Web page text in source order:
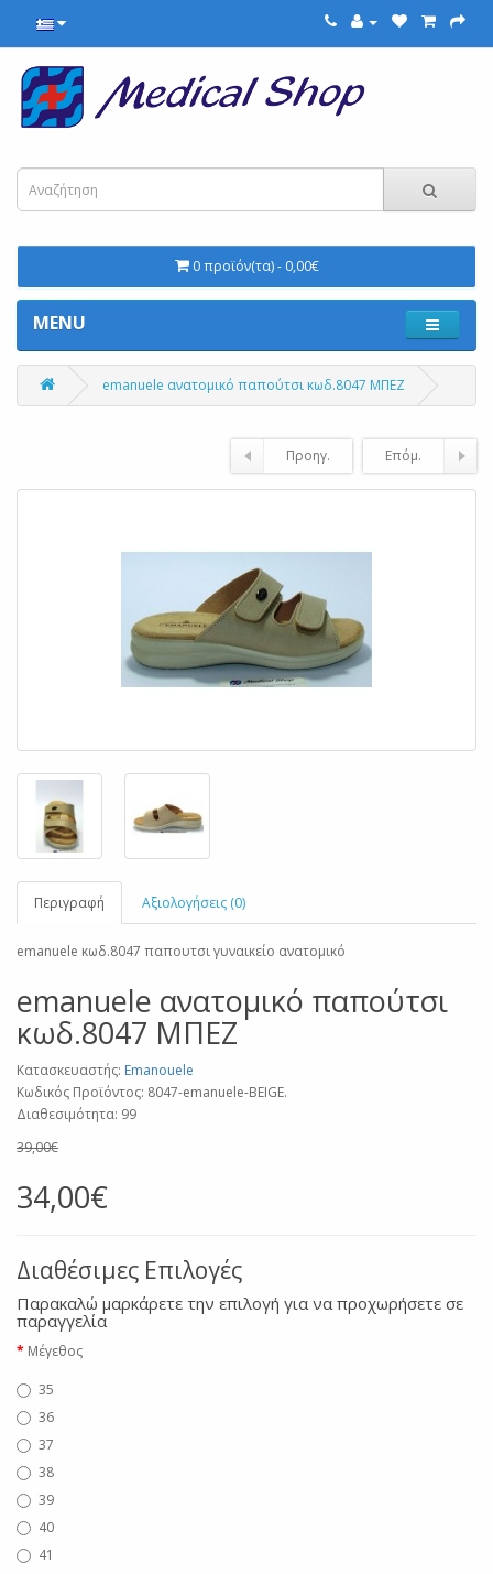
0 προϊόν(τα) - 0,00€
MENU
emanuele ανατομικό παπούτσι κωδ.8047 ΜΠΕΖ
Προηγ. Επόμ.
Περιγραφή Αξιολογήσεις (0)
emanuele κωδ.8047 παπουτσι γυναικείο ανατομικό
emanuele ανατομικό παπούτσι
κωδ.8047 ΜΠΕΖ
Κατασκευαστής: Emanouele
Κωδικός Προϊόντος: 8047-emanuele-BEIGE.
Διαθεσιμότητα: 99
39,00€
34,00€
Διαθέσιμες Επιλογές
Παρακαλώ μαρκάρετε την επιλογή για να προχωρήσετε σε
παραγγελία
Μέγεθος
35
36
37
38
39
40
41